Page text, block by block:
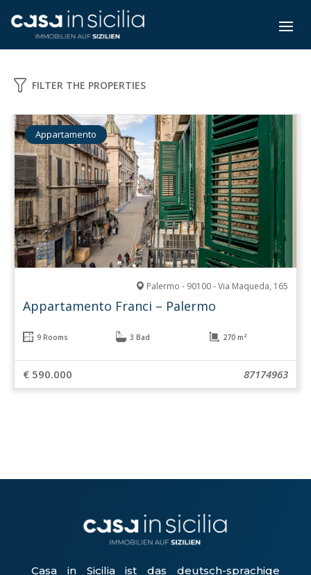
FILTER THE PROPERTIES
Appartamento
Palermo - 90100 - Via Maqueda, 165
Appartamento Franci – Palermo
9 Rooms 3 Bad 270 m²
€ 590.000 87174963
Casa in Sicilia ist das deutsch-sprachige